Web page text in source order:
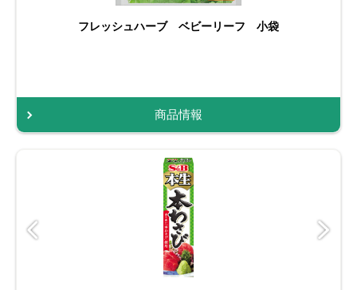
フレッシュハーブ ベビーリーフ 小袋
商品情報